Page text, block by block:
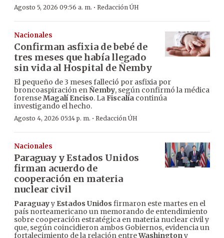
Agosto 5, 2026 09:56 a. m. · Redacción ÚH
Nacionales
Confirman asfixia de bebé de
tres meses que había llegado
sin vida al Hospital de Ñemby
El pequeño de 3 meses falleció por asfixia por
broncoaspiración enÑemby, según confirmó la médica
forenseMagalí Enciso. LaFiscalía continúa
investigando el hecho.
Agosto 4, 2026 05:14 p. m. · Redacción ÚH
Nacionales
Paraguay y Estados Unidos
firman acuerdo de
cooperación en materia
nuclear civil
Paraguayy Estados Unidos firmaron este martes en el
país norteamericano un memorando de entendimiento
sobre cooperación estratégica en materia nuclear civil y
que, según coincidieron ambos Gobiernos, evidencia un
fortalecimiento de la relación entreWashingtony